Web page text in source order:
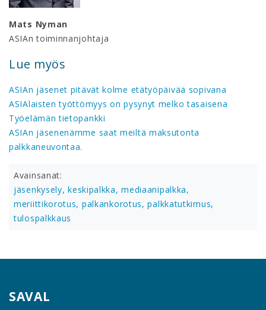
Mats Nyman
ASIAn toiminnanjohtaja
Lue myös
ASIAn jäsenet pitävät kolme etätyöpäivää sopivana
ASIAlaisten työttömyys on pysynyt melko tasaisena
Työelämän tietopankki
ASIAn jäsenenämme saat meiltä maksutonta
palkkaneuvontaa.
Avainsanat:
jäsenkysely,keskipalkka,mediaanipalkka,
meriittikorotus, palkankorotus,palkkatutkimus,
tulospalkkaus
SAVAL